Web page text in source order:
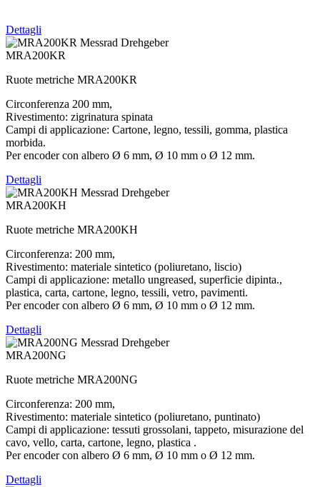
Dettagli
MRA200KR
Ruote metriche MRA200KR
Circonferenza 200 mm,
Rivestimento: zigrinatura spinata
Campi di applicazione: Cartone, legno, tessili, gomma, plastica
morbida.
Per encoder con albero Ø 6 mm, Ø 10 mm o Ø 12 mm.
Dettagli
MRA200KH
Ruote metriche MRA200KH
Circonferenza: 200 mm,
Rivestimento: materiale sintetico (poliuretano, liscio)
Campi di applicazione: metallo ungreased, superficie dipinta.,
plastica, carta, cartone, legno, tessili, vetro, pavimenti.
Per encoder con albero Ø 6 mm, Ø 10 mm o Ø 12 mm.
Dettagli
MRA200NG
Ruote metriche MRA200NG
Circonferenza: 200 mm,
Rivestimento: materiale sintetico (poliuretano, puntinato)
Campi di applicazione: tessuti grossolani, tappeto, misurazione del
cavo, vello, carta, cartone, legno, plastica .
Per encoder con albero Ø 6 mm, Ø 10 mm o Ø 12 mm.
Dettagli